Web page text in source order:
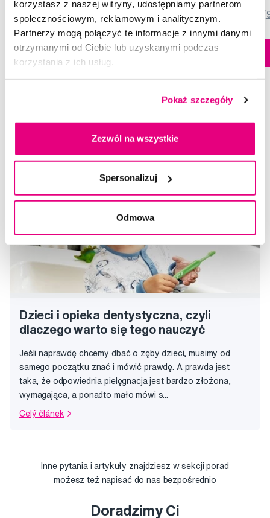
korzystasz z naszej witryny, udostępniamy partnerom
społecznościowym, reklamowym i analitycznym.
Partnerzy mogą połączyć te informacje z innymi danymi
otrzymanymi od Ciebie lub uzyskanymi podczas
korzystania z ich usług.
Pokaż szczegóły
Zezwól na wszystkie
Spersonalizuj
Odmowa
5,0/5
Do koszyka
Dostępny > 5 szt
Natychmiast w
1 sklepie
Do koszyka
Wybrane pytania i artykuły
Dzieci i opieka dentystyczna, czyli
dlaczego warto się tego nauczyć
Jeśli naprawdę chcemy dbać o zęby dzieci, musimy od
samego początku znać i mówić prawdę. A prawda jest
taka, że odpowiednia pielęgnacja jest bardzo złożona,
wymagająca, a ponadto mało mówi s...
Celý článek
Inne pytania i artykuły znajdziesz w sekcji porad
możesz też napisać do nas bezpośrednio
Doradzimy Ci